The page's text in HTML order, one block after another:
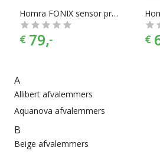
Homra FONIX sensor prullenbak afvalemmer 50 liter
€ 79,- €
A
Allibert afvalemmers
Aquanova afvalemmers
B
Beige afvalemmers